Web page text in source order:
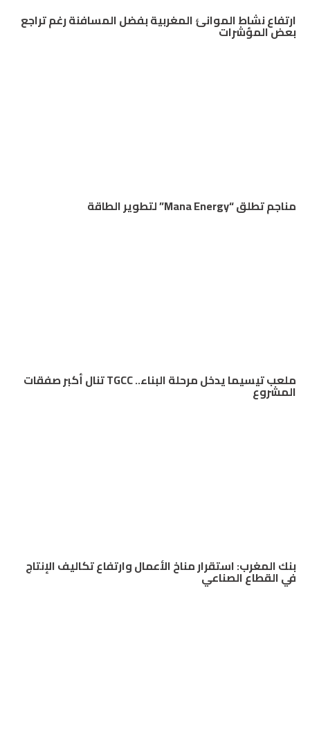
ارتفاع نشاط الموانئ المغربية بفضل المسافنة رغم تراجع
بعض المؤشرات
مناجم تطلق “Mana Energy” لتطوير الطاقة
ملعب تيسيما يدخل مرحلة البناء.. TGCC تنال أكبر صفقات
المشروع
بنك المغرب: استقرار مناخ الأعمال وارتفاع تكاليف الإنتاج
في القطاع الصناعي